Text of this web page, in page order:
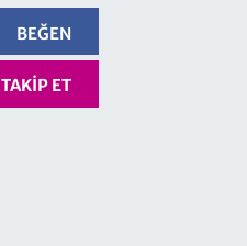
BEĞEN
TAKIP ET